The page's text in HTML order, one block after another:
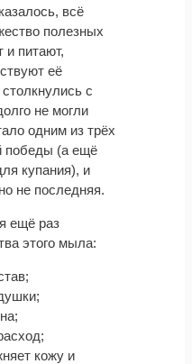
всё
полезных
и питают,
её
с
не могли
одним из трёх
победы (а ещё
купания), и
не последняя.
ещё раз
этого мыла:
кожу и